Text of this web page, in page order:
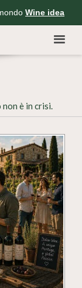
Wine idea
è in crisi.